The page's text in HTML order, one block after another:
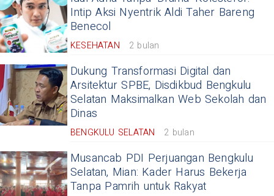
Intip Aksi Nyentrik Aldi Taher Bareng
Benecol
KESEHATAN 2 bulan
Dukung Transformasi Digital dan
Arsitektur SPBE, Disdikbud Bengkulu
Selatan Maksimalkan Web Sekolah dan
Dinas
BENGKULU SELATAN 2 bulan
Musancab PDI Perjuangan Bengkulu
Selatan, Mian: Kader Harus Bekerja
Tanpa Pamrih untuk Rakyat